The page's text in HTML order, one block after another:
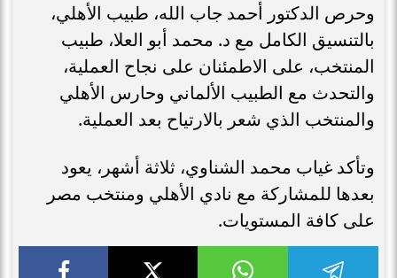
وحرص الدكتور أحمد جاب الله، طبيب الأهلي،
بالتنسيق الكامل مع د. محمد أبو العلا، طبيب
المنتخب، على الاطمئنان على نجاح العملية،
والتحدث مع الطبيب الألماني وحارس الأهلي
والمنتخب الذي شعر بالارتياح بعد العملية.
وتأكد غياب محمد الشناوي، ثلاثة أشهر، يعود
بعدها للمشاركة مع نادي الأهلي ومنتخب مصر
على كافة المستويات.